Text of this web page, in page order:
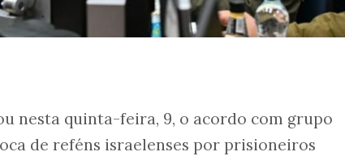
nesta quinta-feira, 9, o acordo com grupo
de reféns israelenses por prisioneiros